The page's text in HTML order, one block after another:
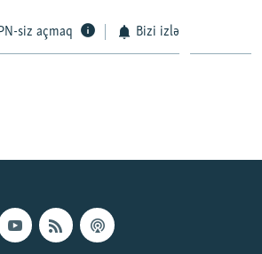
siz açmaq Bizi izlə